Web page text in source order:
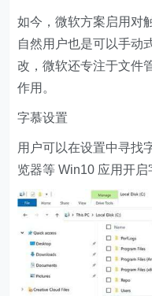
如今，微软方案启用对
自然用户也是可以手动
改，微软还专注于文件
作用。
字慕设置
用户可以在设置中寻找
览器等 Win10 应用开启